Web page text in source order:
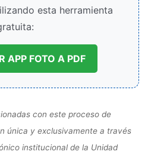
esta herramienta
APP FOTO A PDF
con este proceso de
única y exclusivamente a través
institucional de la Unidad